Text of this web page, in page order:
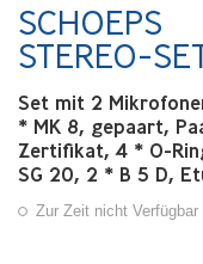
SCHOEPS
STEREO-
Set mit 2
* MK 8, gepaart,
Zertifikat, 4 * O-
SG 20, 2 * B 5 D,
Zur Zeit nicht Verfügbar